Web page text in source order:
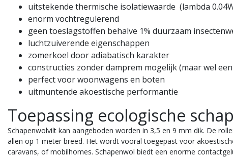
uitstekende thermische isolatiewaarde (lambda
enorm vochtregulerend
geen toeslagstoffen behalve 1% duurzaam
luchtzuiverende eigenschappen
zomerkoel door adiabatisch karakter
constructies zonder damprem mogelijk (maar wel
perfect voor woonwagens en boten
uitmuntende akoestische performantie
Toepassing ecologische
Schapenwolvilt kan aangeboden worden in 3,5 en 9 mm dik. De
allen op 1 meter breed. Het wordt vooral toegepast voor
caravans, of mobilhomes. Schapenwol biedt een enorme